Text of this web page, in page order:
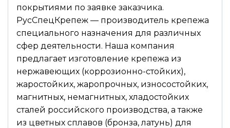
покрытиями по заявке заказчика.
РусСпецКрепеж — производитель крепежа
специального назначения для различных
сфер деятельности. Наша компания
предлагает изготовление крепежа из
нержавеющих (коррозионно-стойких),
жаростойких, жаропрочных, износостойких,
магнитных, немагнитных, хладостойких
сталей российского производства, а также
из цветных сплавов (бронза, латунь) для